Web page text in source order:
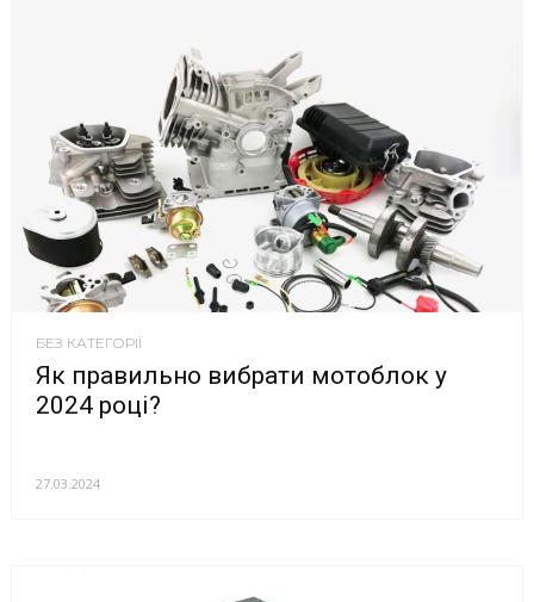
БЕЗ КАТЕГОРІЇ
Як правильно вибрати мотоблок у
2024 році?
27.03.2024